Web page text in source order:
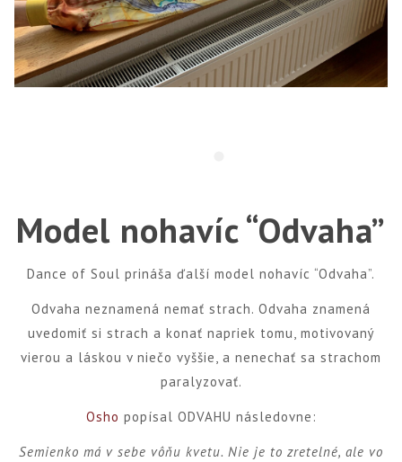
Model nohavíc “Odvaha”
Dance of Soul prináša ďalší model nohavíc “Odvaha”.
Odvaha neznamená nemať strach. Odvaha znamená
uvedomiť si strach a konať napriek tomu, motivovaný
vierou a láskou v niečo vyššie, a nenechať sa strachom
paralyzovať.
Osho popísal ODVAHU následovne:
Semienko má v sebe vôňu kvetu. Nie je to zretelné, ale vo